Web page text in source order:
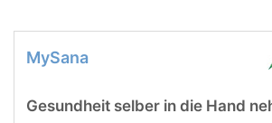
MySana
Gesundheit selber in die Hand